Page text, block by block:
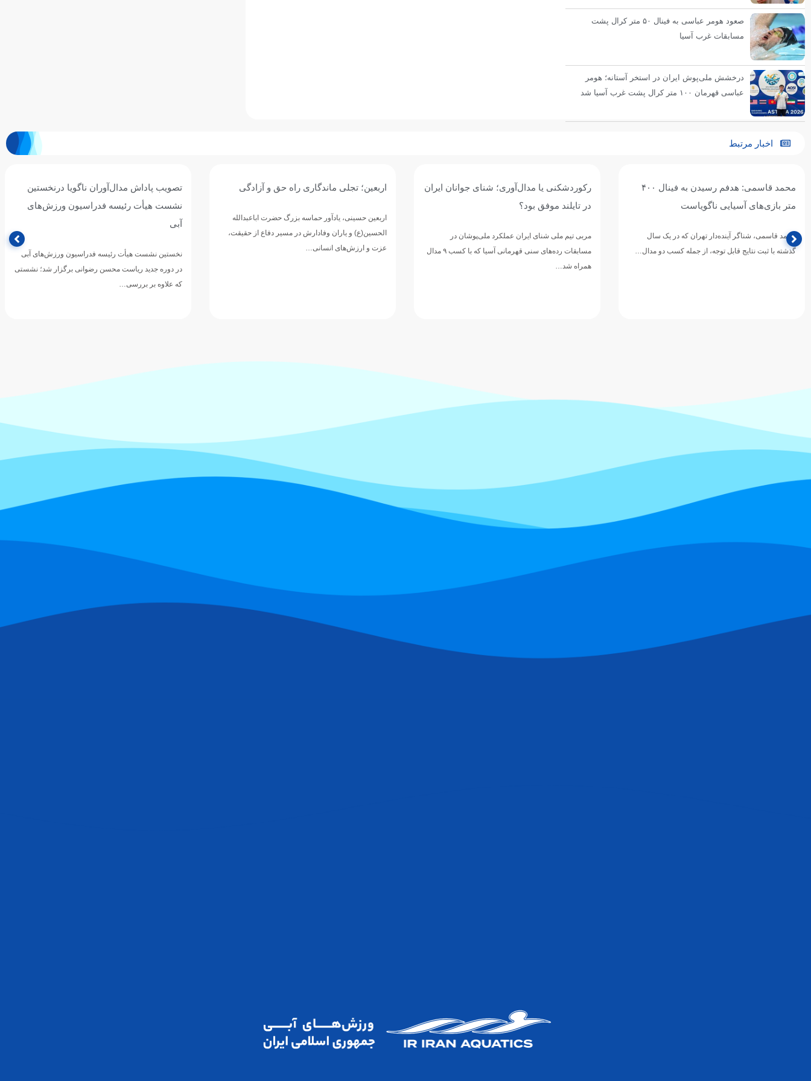
صعود هومر عباسی به فینال ۵۰ متر کرال پشت
مسابقات غرب آسیا
درخشش ملی‌پوش ایران در استخر آستانه؛ هومر
عباسی قهرمان ۱۰۰ متر کرال پشت غرب آسیا شد
اخبار مرتبط
محمد قاسمی: هدفم رسیدن به فینال ۴۰۰
متر بازی‌های آسیایی ناگویاست
محمد قاسمی، شناگر آینده‌دار تهران که در یک سال
گذشته با ثبت نتایج قابل توجه، از جمله کسب دو مدال…
رکوردشکنی یا مدال‌آوری؛ شنای جوانان ایران
در تایلند موفق بود؟
مربی تیم ملی شنای ایران عملکرد ملی‌پوشان در
مسابقات رده‌های سنی قهرمانی آسیا که با کسب ۹ مدال
همراه شد…
اربعین؛ تجلی ماندگاری راه حق و آزادگی
اربعین حسینی، یادآور حماسه بزرگ حضرت اباعبدالله
الحسین(ع) و یاران وفادارش در مسیر دفاع از حقیقت،
عزت و ارزش‌های انسانی…
تصویب پاداش مدال‌آوران ناگویا درنخستین
نشست هیأت رئیسه فدراسیون ورزش‌های
آبی
نخستین نشست هیأت رئیسه فدراسیون ورزش‌های آبی
در دوره جدید ریاست محسن رضوانی برگزار شد؛ نشستی
که علاوه بر بررسی…